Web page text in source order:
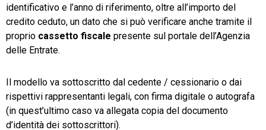
identificativo e l’anno di riferimento, oltre all’importo del
credito ceduto, un dato che si può verificare anche tramite il
proprio cassetto fiscale presente sul portale dell’Agenzia
delle Entrate.
Il modello va sottoscritto dal cedente / cessionario o dai
rispettivi rappresentanti legali, con firma digitale o autografa
(in quest’ultimo caso va allegata copia del documento
d’identità dei sottoscrittori).